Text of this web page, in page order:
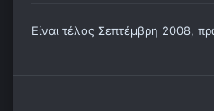
Είναι τέλος Σεπτέμβρη 2008,